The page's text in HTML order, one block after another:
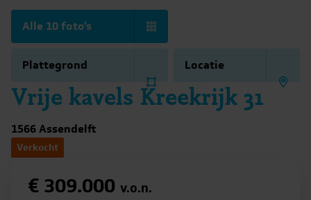
Vrije kavels Kreekrijk 31
1566 Assendelft
Verkocht
Alle 10 foto's
Plattegrond Locatie
€ 309.000 v.o.n.